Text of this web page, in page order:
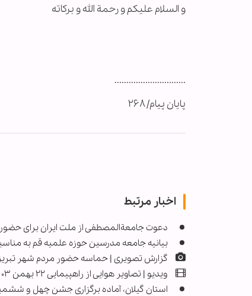
و السلام علیکم و رحمة الله و برکاته
..............................
پایان پیام/ ۲۶۸
اخبار مرتبط
دعوت جامعةالمصطفی از ملت ایران برای حضور در
بیانیه جامعه مدرسین حوزه علمیه قم به مناسبت
گزارش تصویری | حماسه حضور مردم شهر تبریز در
ویدیو | تصاویر هوایی از راهپیمایی ۲۲ بهمن ۱۴۰۳ در شهر تهران
استان گیلان، آماده برگزاری جشن چهل و